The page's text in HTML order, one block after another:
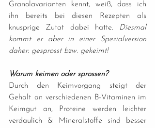
Granolavarianten kennt, weiß, dass ich
ihn bereits bei diesen Rezepten als
knusprige Zutat dabei hatte.
Diesmal
kommt er aber in einer Spezialversion
daher: gesprosst bzw. gekeimt!
Warum keimen oder sprossen?
Durch den Keimvorgang steigt der
Gehalt an verschiedenen B-Vitaminen im
Keimgut an, Proteine werden leichter
verdaulich & Mineralstoffe sind besser